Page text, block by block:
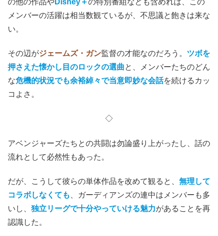
メンバーの活躍は相当数観ているが、不思議と飽きは来な
い。
その辺がジェームズ・ガン監督の才能なのだろう。 ツボを
押さえた懐かし目のロックの選曲と、メンバーたちのどん
な危機的状況でも余裕綽々で当意即妙な会話を続けるカッ
コよさ。
◇
アベンジャーズたちとの共闘は勿論盛り上がったし、話の
流れとして必然性もあった。
だが、こうして彼らの単体作品を改めて観ると、 無理して
コラボしなくても
、ガーディアンズの連中はメンバーも多
いし、 独立リーグで十分やっていける魅力があることを再
認識した。